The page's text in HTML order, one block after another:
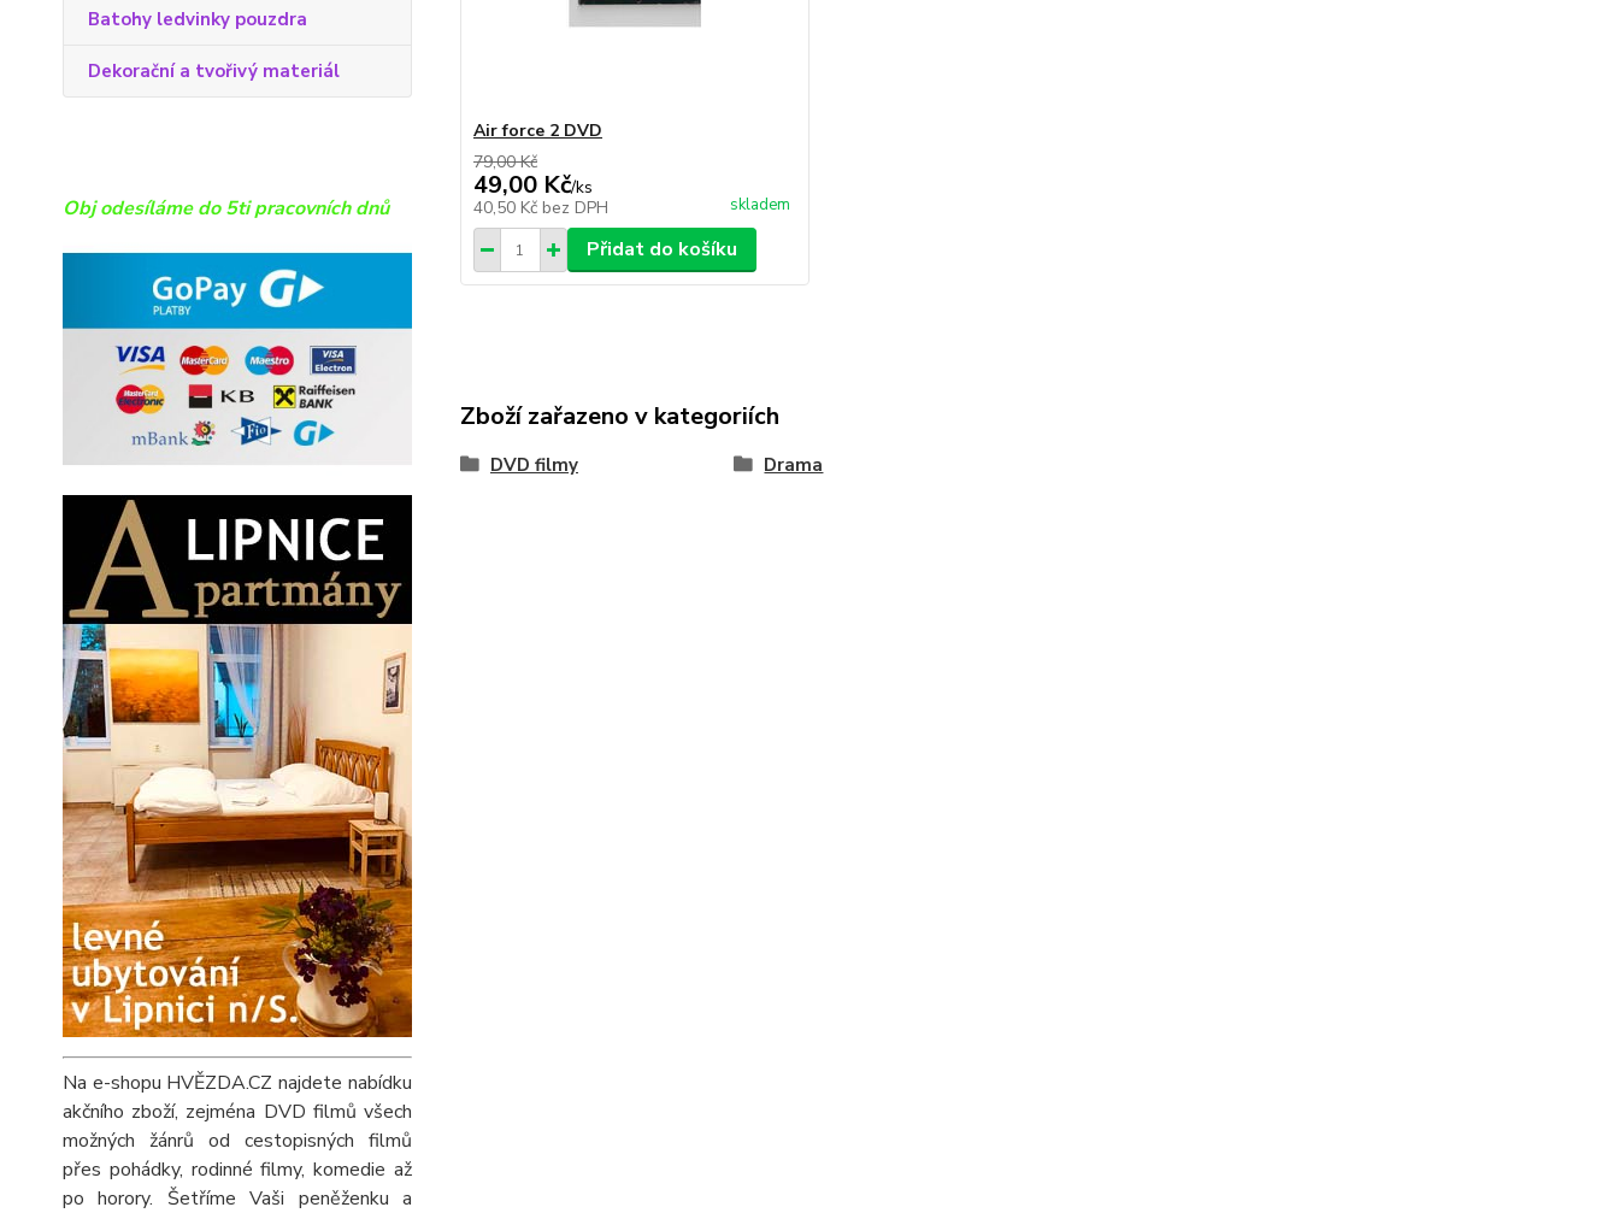
Batohy ledvinky pouzdra
Dekorační a tvořivý materiál
Obj odesíláme do 5ti pracovních dnů
Na e-shopu HVĚZDA.CZ najdete nabídku
akčního zboží, zejména DVD filmů všech
možných žánrů od cestopisných filmů
přes pohádky, rodinné filmy, komedie až
po horory. Šetříme Vaši peněženku a
Air force 2 DVD
79,00 Kč
49,00 Kč/ks
40,50 Kč bez DPH skladem
Přidat do košíku
Zboží zařazeno v kategoriích
DVD filmy Drama